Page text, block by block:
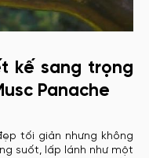
kế sang trọng
Panache
tối giản nhưng không
suốt, lấp lánh như một